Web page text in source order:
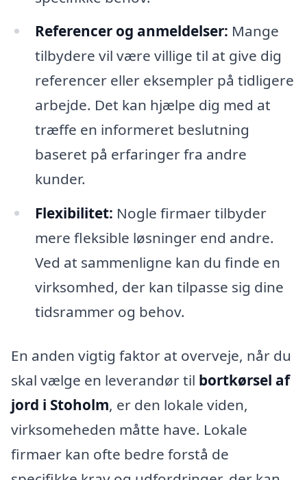
Referencer og anmeldelser: Mange
tilbydere vil være villige til at give dig
referencer eller eksempler på tidligere
arbejde. Det kan hjælpe dig med at
træffe en informeret beslutning
baseret på erfaringer fra andre
kunder.
Flexibilitet: Nogle firmaer tilbyder
mere fleksible løsninger end andre.
Ved at sammenligne kan du finde en
virksomhed, der kan tilpasse sig dine
tidsrammer og behov.
En anden vigtig faktor at overveje, når du
skal vælge en leverandør til bortkørsel af
jord i Stoholm, er den lokale viden,
virksomeheden måtte have. Lokale
firmaer kan ofte bedre forstå de